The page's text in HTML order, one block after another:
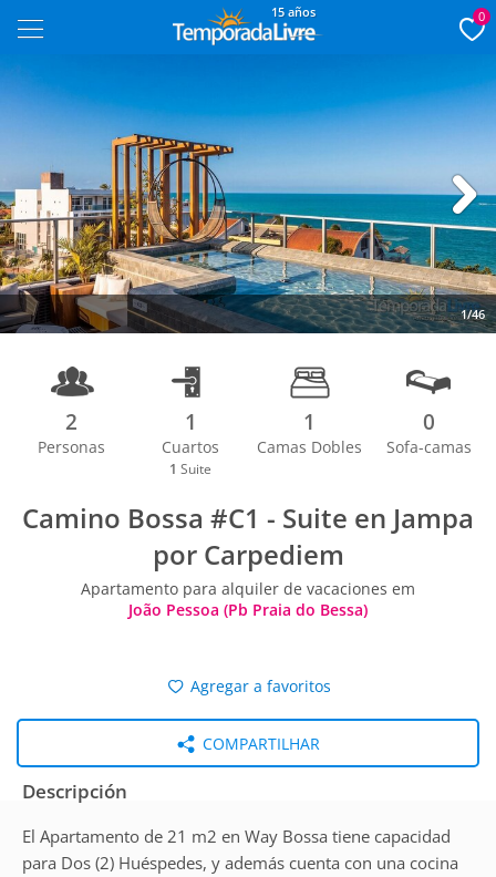
15 años 0
1/46
Next
2
Personas
1
Cuartos
1 Suite
1
Camas Dobles
0
Sofa-camas
Camino Bossa #C1 - Suite en Jampa
por Carpediem
Apartamento para alquiler de vacaciones em
João Pessoa (Pb Praia do Bessa)
Agregar a favoritos
COMPARTILHAR
Descripción
El Apartamento de 21 m2 en Way Bossa tiene capacidad
para Dos (2) Huéspedes, y además cuenta con una cocina